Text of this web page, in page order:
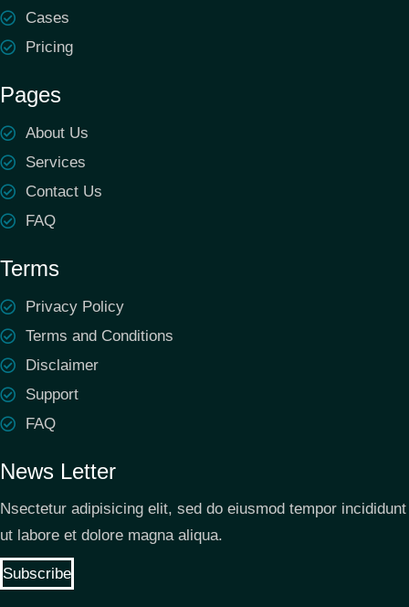
Cases
Pricing
Pages
About Us
Services
Contact Us
FAQ
Terms
Privacy Policy
Terms and Conditions
Disclaimer
Support
FAQ
News Letter
Nsectetur adipisicing elit, sed do eiusmod tempor incididunt
ut labore et dolore magna aliqua.
Subscribe